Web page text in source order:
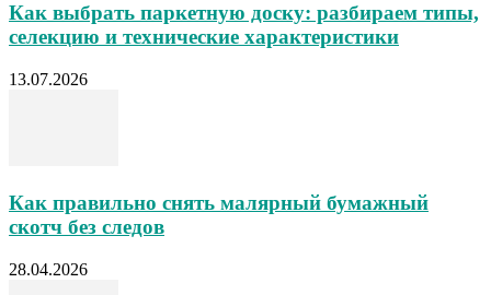
Как выбрать паркетную доску: разбираем типы,
селекцию и технические характеристики
13.07.2026
Как правильно снять малярный бумажный
скотч без следов
28.04.2026